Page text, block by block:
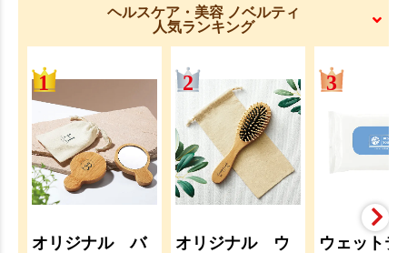
ヘルスケア・美容 ノベルティ
人気ランキング
オリジナル バ
オリジナル ウ
ウェットテ